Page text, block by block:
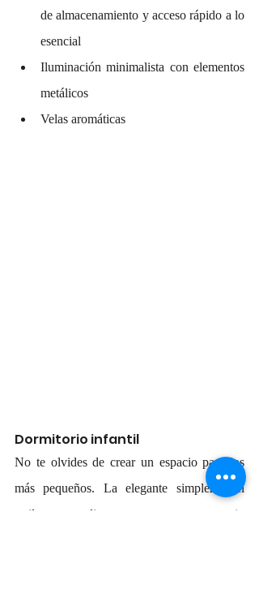
de almacenamiento y acceso rápido a lo
esencial
Iluminación minimalista con elementos
metálicos
Velas aromáticas
Dormitorio infantil
No te olvides de crear un espacio para los
más pequeños. La elegante simpleza del
estilo escandinavo crea un espacio